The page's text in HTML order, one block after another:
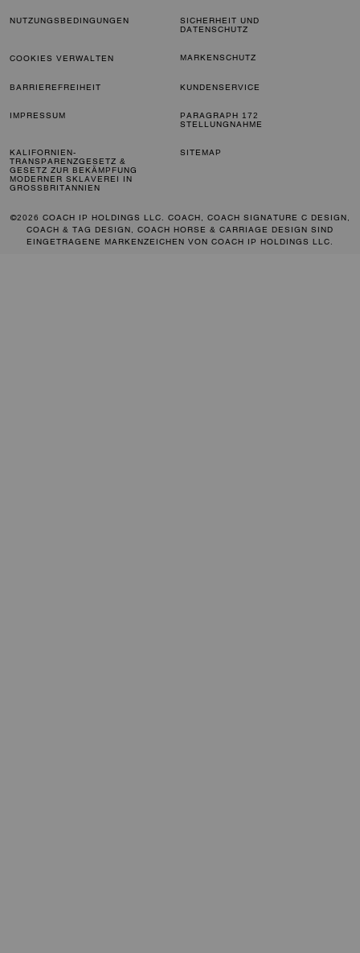
NUTZUNGSBEDINGUNGEN
SICHERHEIT UND
DATENSCHUTZ
COOKIES VERWALTEN MARKENSCHUTZ
BARRIEREFREIHEIT KUNDENSERVICE
IMPRESSUM
PARAGRAPH 172
STELLUNGNAHME
KALIFORNIEN-
TRANSPARENZGESETZ &
GESETZ ZUR BEKÄMPFUNG
MODERNER SKLAVEREI IN
GROSSBRITANNIEN
SITEMAP
©2026 COACH IP HOLDINGS LLC. COACH, COACH SIGNATURE C DESIGN,
COACH & TAG DESIGN, COACH HORSE & CARRIAGE DESIGN SIND
EINGETRAGENE MARKENZEICHEN VON COACH IP HOLDINGS LLC.